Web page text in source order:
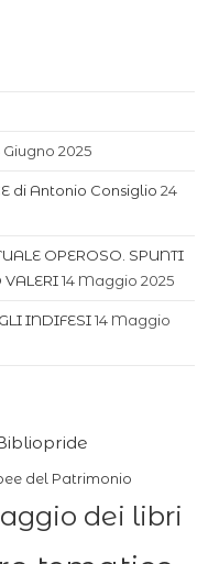
Giugno 2025
di Antonio Consiglio 24
OPEROSO. SPUNTI
VALERI 14 Maggio 2025
INDIFESI 14 Maggio
del Patrimonio
dei libri